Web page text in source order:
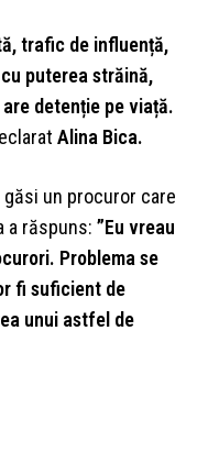
trafic de influență,
puterea străină,
detenție pe viață.
Alina Bica.
un procuror care
a răspuns: ”Eu vreau
Problema se
fi suficient de
unui astfel de